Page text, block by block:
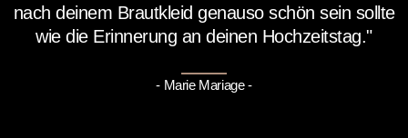
nach deinem Brautkleid genauso schön sein sollte
wie die Erinnerung an deinen Hochzeitstag."
- Marie Mariage -